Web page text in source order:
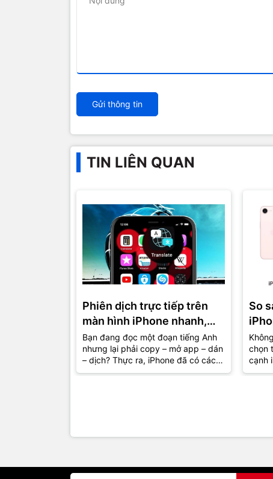
Gửi thông tin
TIN LIÊN QUAN
Phiên dịch trực tiếp trên
màn hình iPhone nhanh,
gọn, lẹ
Bạn đang đọc một đoạn tiếng Anh
nhưng lại phải copy – mở app – dán
– dịch? Thực ra, iPhone đã có cách
giúp bạn hiểu nội dung ngay...
So
đâu
chọn
cạnh